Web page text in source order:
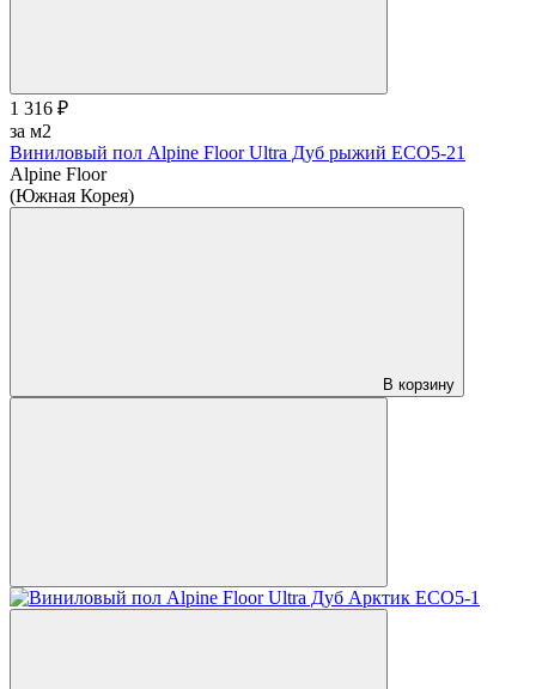
1 316 ₽
за м2
Виниловый пол Alpine Floor Ultra Дуб рыжий ЕСО5-21
Alpine Floor
(Южная Корея)
В корзину